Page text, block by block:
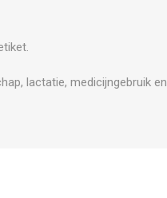
lactatie, medicijngebruik en